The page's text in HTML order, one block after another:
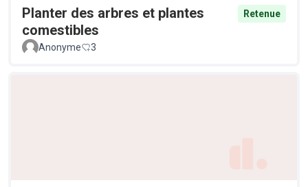
Planter des arbres et plantes
comestibles
Retenue
Anonyme 3